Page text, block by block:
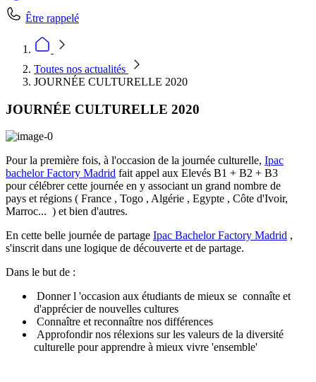
Être rappelé
Toutes nos actualités
JOURNÉE CULTURELLE 2020
JOURNÉE CULTURELLE 2020
Pour la première fois, à l'occasion de la journée culturelle, Ipac
bachelor Factory Madrid fait appel aux Elevés B1 + B2 + B3
pour célébrer cette journée en y associant un grand nombre de
pays et régions ( France , Togo , Algérie , Egypte , Côte d'Ivoir,
Marroc... ) et bien d'autres.
En cette belle journée de partage Ipac Bachelor Factory Madrid ,
s'inscrit dans une logique de découverte et de partage.
Dans le but de :
Donner l 'occasion aux étudiants de mieux se connaîte et
d'apprécier de nouvelles cultures
Connaître et reconnaître nos différences
Approfondir nos rélexions sur les valeurs de la diversité
culturelle pour apprendre à mieux vivre 'ensemble'